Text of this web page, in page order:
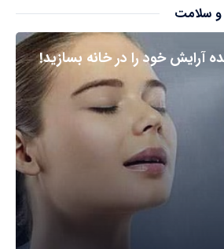
و سلامت
آرایش خود را در خانه بسازید!